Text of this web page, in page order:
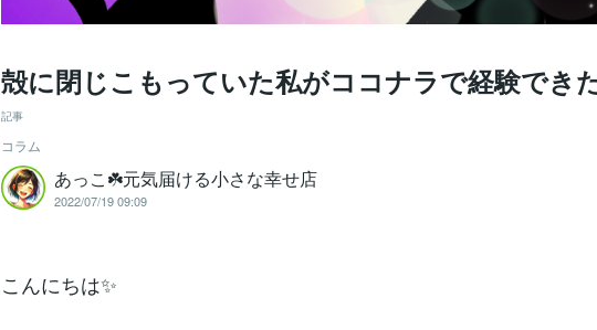
殻に閉じこもっていた私がココナラで経験でき
記事
コラム
あっこ☘️元気届ける小さな幸せ店
2022/07/19 09:09
こんにちは✨